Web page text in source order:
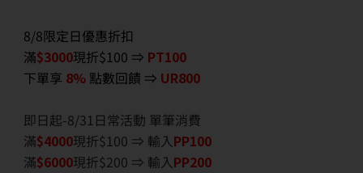
8/8限定日優惠折扣
滿$3000現折$100 ⇒ PT100
下單享 8% 點數回饋 ⇒ UR800
即日起-8/31日常活動 單筆消費
滿$4000現折$100 ⇒ 輸入PP100
滿$6000現折$200 ⇒ 輸入PP200